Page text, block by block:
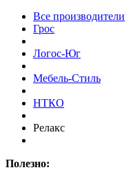
Все производители
Грос
Логос-Юг
Мебель-Стиль
НТКО
Релакс
Полезно: